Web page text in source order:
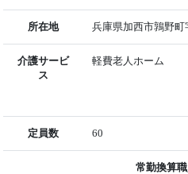
所在地 兵庫県加西市鶉野町
介護サービ
ス
軽費老人ホーム
定員数 60
常勤換算